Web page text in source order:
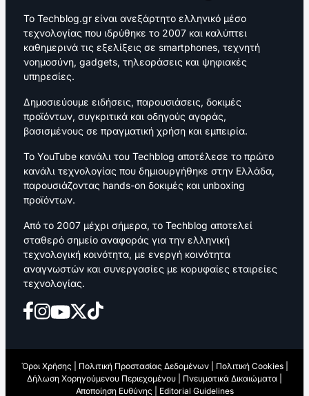
Το Techblog.gr είναι ανεξάρτητο ελληνικό μέσο
τεχνολογίας που ιδρύθηκε το 2007 και καλύπτει
καθημερινά τις εξελίξεις σε smartphones, τεχνητή
νοημοσύνη, gadgets, τηλεοράσεις και ψηφιακές
υπηρεσίες.
Δημοσιεύουμε ειδήσεις, παρουσιάσεις, δοκιμές
προϊόντων, συγκριτικά και οδηγούς αγοράς,
βασισμένους σε πραγματική χρήση και εμπειρία.
Το YouTube κανάλι του Techblog αποτέλεσε το πρώτο
κανάλι τεχνολογίας που δημιουργήθηκε στην Ελλάδα,
παρουσιάζοντας hands-on δοκιμές και unboxing
προϊόντων.
Από το 2007 μέχρι σήμερα, το Techblog αποτελεί
σταθερό σημείο αναφοράς για την ελληνική
τεχνολογική κοινότητα, με ενεργή κοινότητα
αναγνωστών και συνεργασίες με κορυφαίες εταιρείες
τεχνολογίας.
Όροι Χρήσης Πολιτική Προστασίας Δεδομένων| Πολιτική Cookies|
Δήλωση Χορηγούμενου Περιεχομένου
Πνευματικά Δικαιώματα
Αποποίηση Ευθύνης
Editorial Guidelines